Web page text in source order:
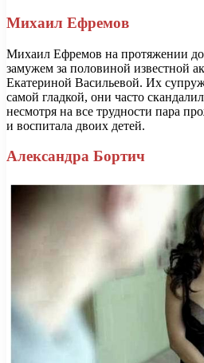
Михаил Ефремов
Михаил Ефремов на протяжении
замужем за половиной известной
Екатериной Васильевой. Их
самой гладкой, они часто
несмотря на все трудности пара
и воспитала двоих детей.
Александра Бортич